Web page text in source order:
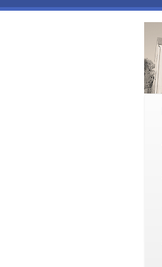
Přejít k hlavnímu obsahu